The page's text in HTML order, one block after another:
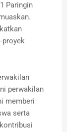
Paringin
proyek
perwakilan
memberi
serta